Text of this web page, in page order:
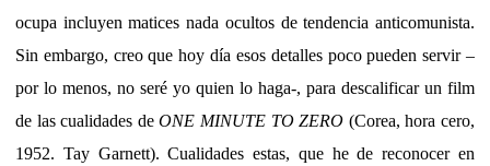
ocupa incluyen matices nada ocultos de tendencia anticomunista.
Sin embargo, creo que hoy día esos detalles poco pueden servir –
por lo menos, no seré yo quien lo haga-, para descalificar un film
de las cualidades deONE MINUTE TO ZERO (Corea, hora cero,
1952. Tay Garnett). Cualidades estas, que he de reconocer en